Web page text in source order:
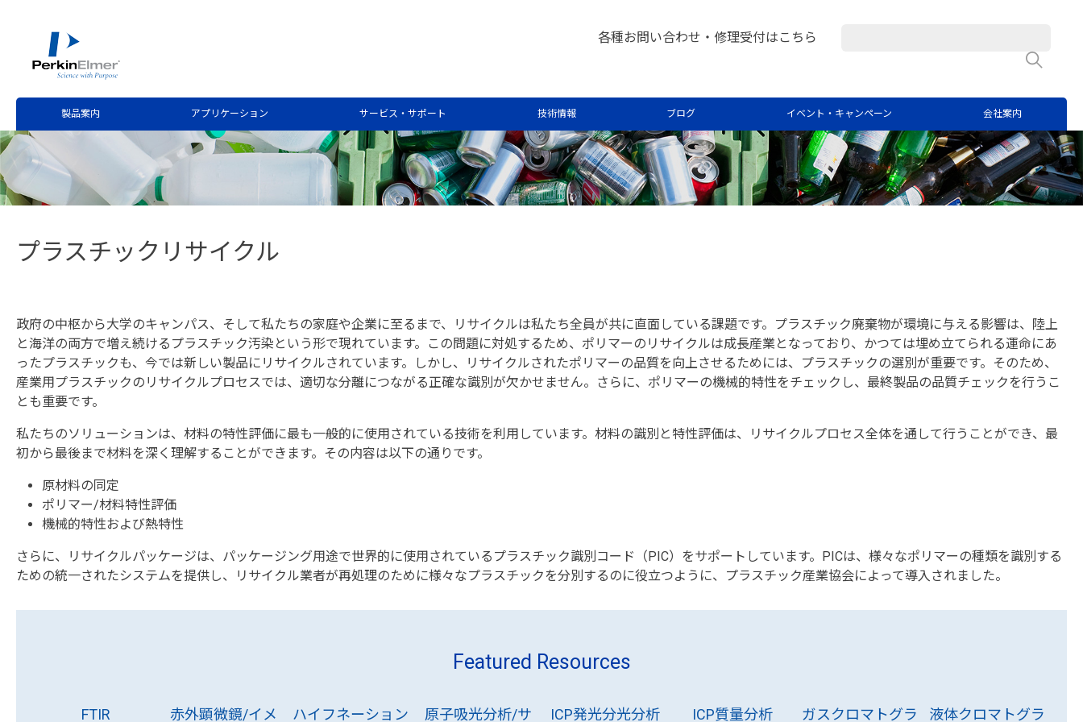
各種お問い合わせ・修理受付はこちら
会社案内
製品案内 アプリケーション サービス・サポート 技術情報 ブログ イベント・キャンペーン
プラスチックリサイクル
政府の中枢から大学のキャンパス、そして私たちの家庭や企業に至るまで、リサイクルは私たち全員が共に直面している課題です。プラスチック廃棄物が環境に与える影響は、陸上
と海洋の両方で増え続けるプラスチック汚染という形で現れています。この問題に対処するため、ポリマーのリサイクルは成長産業となっており、かつては埋め立てられる運命にあ
ったプラスチックも、今では新しい製品にリサイクルされています。しかし、リサイクルされたポリマーの品質を向上させるためには、プラスチックの選別が重要です。そのため、
産業用プラスチックのリサイクルプロセスでは、適切な分離につながる正確な識別が欠かせません。さらに、ポリマーの機械的特性をチェックし、最終製品の品質チェックを行うこ
とも重要です。
私たちのソリューションは、材料の特性評価に最も一般的に使用されている技術を利用しています。材料の識別と特性評価は、リサイクルプロセス全体を通して行うことができ、最
初から最後まで材料を深く理解することができます。その内容は以下の通りです。
原材料の同定
ポリマー/材料特性評価
機械的特性および熱特性
さらに、リサイクルパッケージは、パッケージング用途で世界的に使用されているプラスチック識別コード（PIC）をサポートしています。PICは、様々なポリマーの種類を識別する
ための統一されたシステムを提供し、リサイクル業者が再処理のために様々なプラスチックを分別するのに役立つように、プラスチック産業協会によって導入されました。
Featured Resources
FTIR 赤外顕微鏡/イメ ハイフネーション 原子吸光分析/サ ICP発光分光分析 ICP質量分析 ガスクロマトグラ 液体クロマトグラ